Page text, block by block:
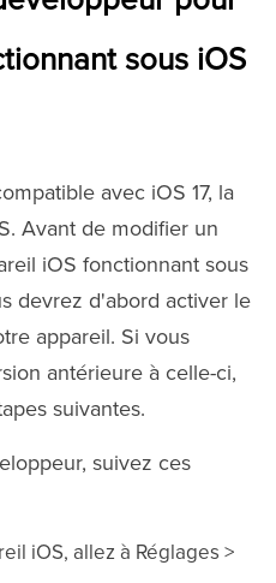
sous iOS
avec iOS 17, la
Avant de modifier un
iOS fonctionnant sous
devrez d'abord activer le
appareil. Si vous
antérieure à celle-ci,
suivantes.
suivez ces
iOS, allez à Réglages >